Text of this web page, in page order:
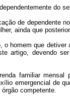
do
de dependente
ainda que
homem que
artigo, devendo
familiar mensal
emergencial de
competente.